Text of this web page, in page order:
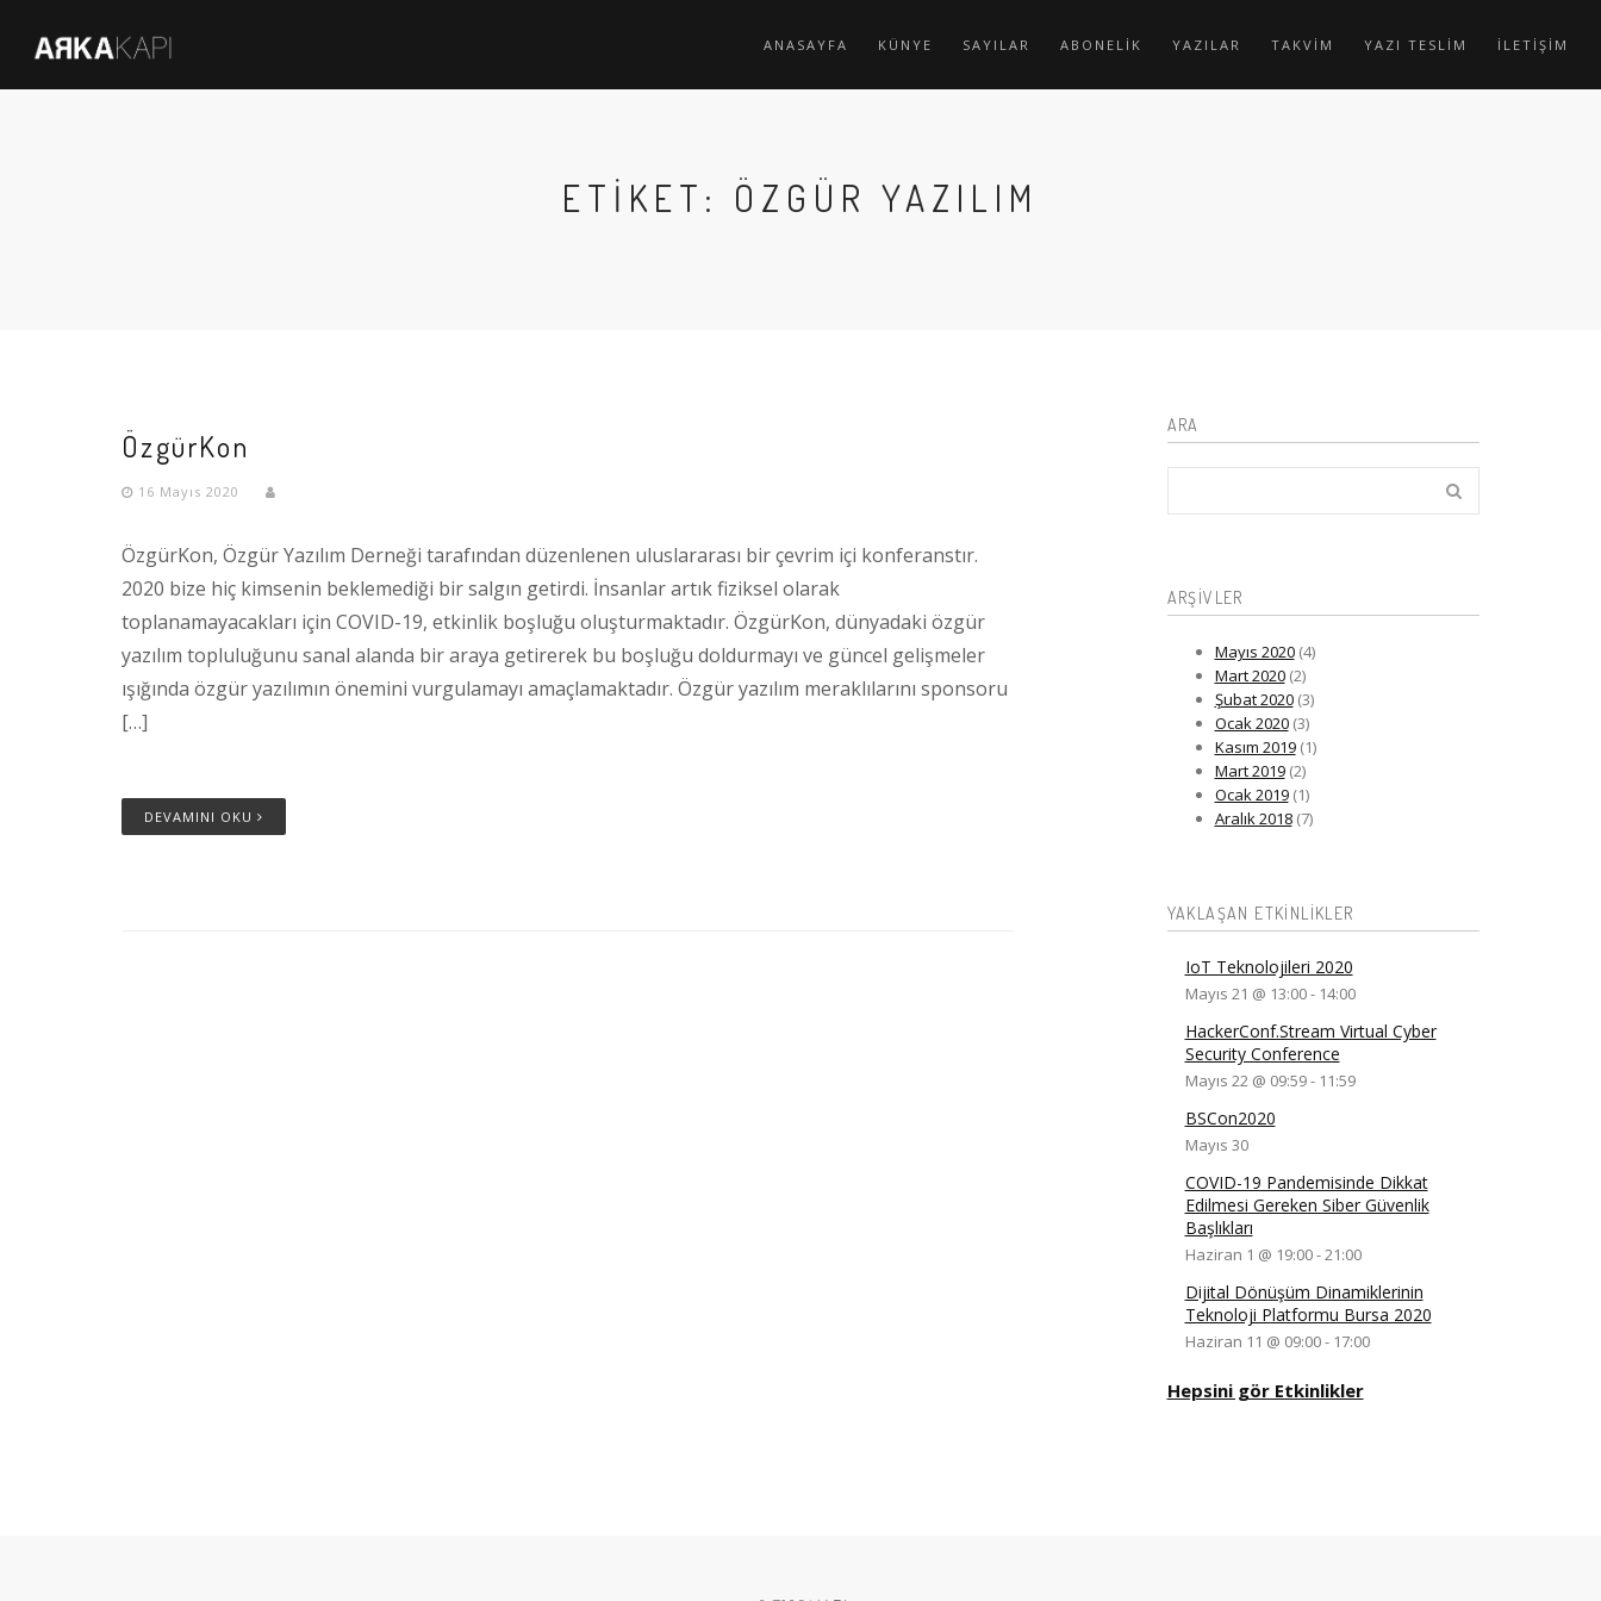
ANASAYFA KÜNYE SAYILAR ABONELİK YAZILAR TAKVİM YAZI TESLİM İLETİŞİM
ETIKET: ÖZGÜR YAZILIM
ÖzgürKon
16 Mayıs 2020
ÖzgürKon, Özgür Yazılım Derneği tarafından düzenlenen uluslararası bir çevrim içi konferanstır.
2020 bize hiç kimsenin beklemediği bir salgın getirdi. İnsanlar artık fiziksel olarak
toplanamayacakları için COVID-19, etkinlik boşluğu oluşturmaktadır. ÖzgürKon, dünyadaki özgür
yazılım topluluğunu sanal alanda bir araya getirerek bu boşluğu doldurmayı ve güncel gelişmeler
ışığında özgür yazılımın önemini vurgulamayı amaçlamaktadır. Özgür yazılım meraklılarını sponsoru
[…]
DEVAMINI OKU
ARA
ARŞIVLER
Mayıs 2020(4)
Mart 2020(2)
Şubat 2020(3)
Ocak 2020(3)
Kasım 2019(1)
Mart 2019(2)
Ocak 2019(1)
Aralık 2018(7)
YAKLAŞAN ETKINLIKLER
IoT Teknolojileri 2020
Mayıs 21 @ 13:00- 14:00
HackerConf.Stream Virtual Cyber
Security Conference
Mayıs 22 @ 09:59- 11:59
BSCon2020
Mayıs 30
COVID-19 Pandemisinde Dikkat
Edilmesi Gereken Siber Güvenlik
Başlıkları
Haziran 1 @ 19:00-21:00
Dijital Dönüşüm Dinamiklerinin
Teknoloji Platformu Bursa 2020
Haziran 11 @ 09:00- 17:00
Hepsini gör Etkinlikler